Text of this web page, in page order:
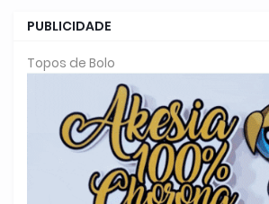
PUBLICIDADE
Topos de Bolo